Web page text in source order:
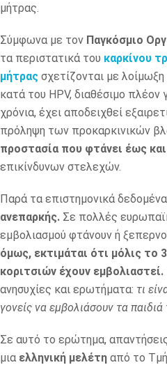
μήτρας.
Σύμφωνα με τον Παγκόσμιο
τα περιστατικά του καρκίνου
μήτρας σχετίζονται με
κατά του HPV, διαθέσιμο πλέον
χρόνια, έχει αποδειχθεί
πρόληψη των προκαρκινικών
προστασία που φτάνει έως
επικίνδυνων στελεχών.
Παρά τα επιστημονικά
ανεπαρκής. Σε πολλές
εμβολιασμού φτάνουν ή
όμως, εκτιμάται ότι μόλις
κοριτσιών έχουν εμβολιαστεί.
ανησυχίες και ερωτήματα: τι
γονείς να εμβολιάσουν τα παιδιά
Σε αυτό το ερώτημα,
μια ελληνική μελέτη από το